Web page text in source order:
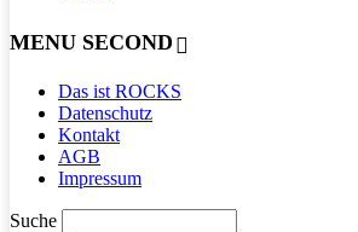
MENU SECOND
Das ist ROCKS
Datenschutz
Kontakt
AGB
Impressum
Suche